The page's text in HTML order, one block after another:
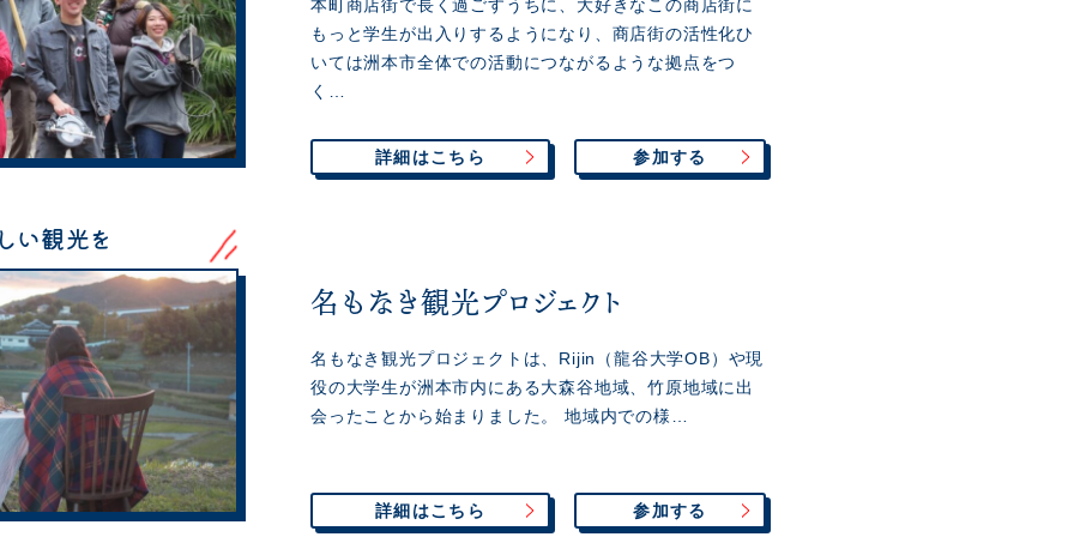
本町商店街で長く過ごすうちに、大好きなこの商店街に
もっと学生が出入りするようになり、商店街の活性化ひ
いては洲本市全体での活動につながるような拠点をつ
く…
詳細はこちら 参加する
い観光を
名もなき観光プロジェクト
名もなき観光プロジェクトは、Rijin（龍谷大学OB）や現
役の大学生が洲本市内にある大森谷地域、竹原地域に出
会ったことから始まりました。 地域内での様…
詳細はこちら 参加する